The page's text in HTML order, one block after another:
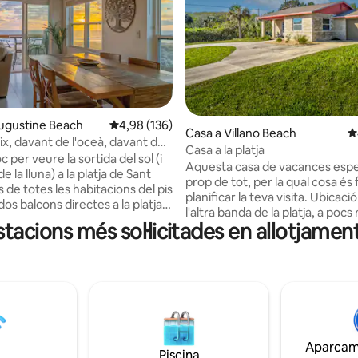
d'un total de 5; 214 avaluacions
Beach 4,98 de puntuació mitjana d'un total de 5; 136
4,98 (136)
davant de l'oceà, davant de
per veure la sortida del sol (i
la lluna) a la platja de Sant
de totes les habitacions del pis
balcons directes a la platja!
CANTONADA! ÚLTIMA
balcó a la cantonada de la
la platja de St. Augustine!
d'hivern, estiu o tardor! A més
passos de la platja, hi ha
Casa a Villano Beach
Casa a la platja
Aquesta casa de vacances
prop de tot, per la qual cosa és
planificar la teva visita.
l'altra banda de la platja, a
cotxe o en bicicleta fins al
de Sant Agustí. El bungalou costaner dels
d'aparcament i s'admeten
companyia. L'accés/aparcament apte
per a animals de companyia de
North Shore Community Park
més sol·licitades en